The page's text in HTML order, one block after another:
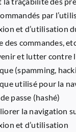
par
et d’utilisation
des commandes,
et lutter contre
(spamming,
utilisé pour la
passe (hashé)
la navigation
et d’utilisation